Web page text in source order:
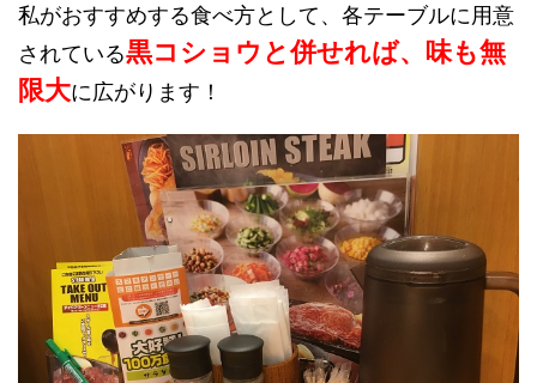
私がおすすめする食べ方として、各テーブルに用意
されている黒コショウと併せれば、味も無
限大に広がります！